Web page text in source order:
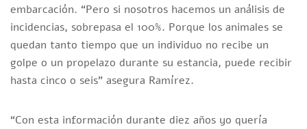
embarcación. “Pero si nosotros hacemos un análisis de
incidencias, sobrepasa el 100%. Porque los animales se
quedan tanto tiempo que un individuo no recibe un
golpe o un propelazo durante su estancia, puede recibir
hasta cinco o seis” asegura Ramírez.
“Con esta información durante diez años yo quería